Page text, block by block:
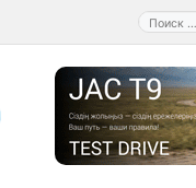
Поиск: